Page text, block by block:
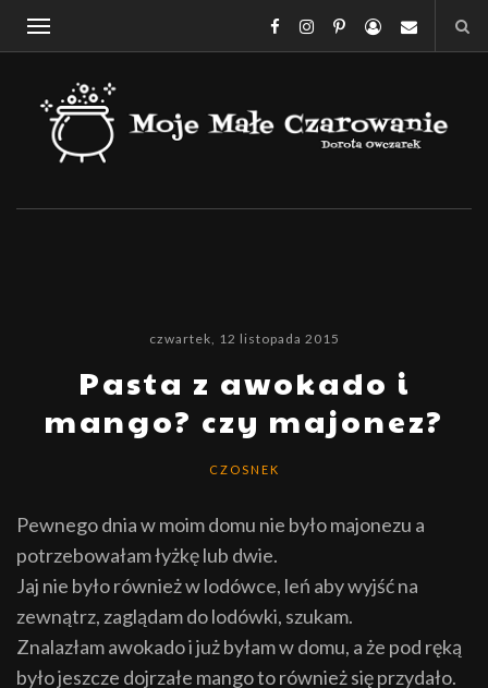
czwartek, 12 listopada 2015
Pasta z awokado i
mango? czy majonez?
CZOSNEK
Pewnego dnia w moim domu nie było majonezu a
potrzebowałam łyżkę lub dwie.
Jaj nie było również w lodówce, leń aby wyjść na
zewnątrz, zaglądam do lodówki, szukam.
Znalazłam awokado i już byłam w domu, a że pod ręką
było jeszcze dojrzałe mango to również się przydało.